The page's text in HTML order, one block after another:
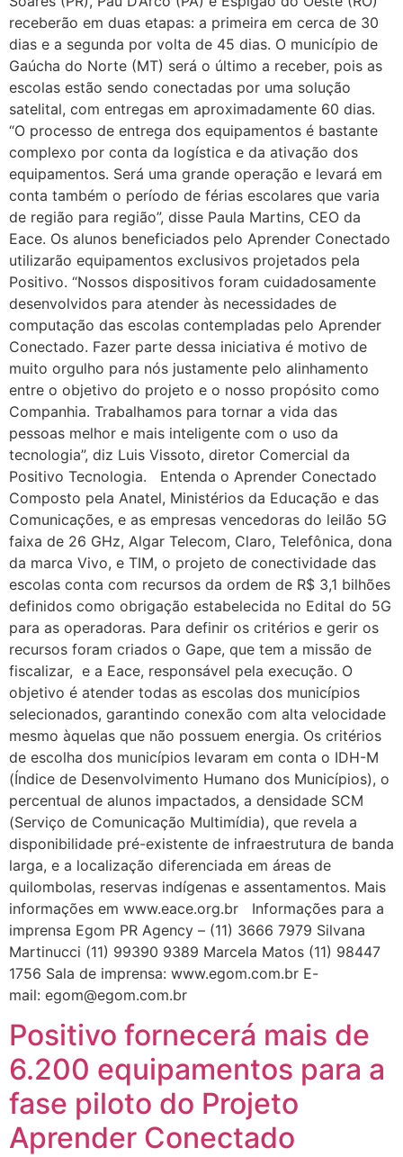
receberão em duas etapas: a primeira em cerca de 30
dias e a segunda por volta de 45 dias. O município de
Gaúcha do Norte (MT) será o último a receber, pois as
escolas estão sendo conectadas por uma solução
satelital, com entregas em aproximadamente 60 dias.
“O processo de entrega dos equipamentos é bastante
complexo por conta da logística e da ativação dos
equipamentos. Será uma grande operação e levará em
conta também o período de férias escolares que varia
de região para região”, disse Paula Martins, CEO da
Eace. Os alunos beneficiados pelo Aprender Conectado
utilizarão equipamentos exclusivos projetados pela
Positivo. “Nossos dispositivos foram cuidadosamente
desenvolvidos para atender às necessidades de
computação das escolas contempladas pelo Aprender
Conectado. Fazer parte dessa iniciativa é motivo de
muito orgulho para nós justamente pelo alinhamento
entre o objetivo do projeto e o nosso propósito como
Companhia. Trabalhamos para tornar a vida das
pessoas melhor e mais inteligente com o uso da
tecnologia”, diz Luis Vissoto, diretor Comercial da
Positivo Tecnologia. Entenda o Aprender Conectado
Composto pela Anatel, Ministérios da Educação e das
Comunicações, e as empresas vencedoras do leilão 5G
faixa de 26 GHz, Algar Telecom, Claro, Telefônica, dona
da marca Vivo, e TIM, o projeto de conectividade das
escolas conta com recursos da ordem de R$ 3,1 bilhões
definidos como obrigação estabelecida no Edital do 5G
para as operadoras. Para definir os critérios e gerir os
recursos foram criados o Gape, que tem a missão de
fiscalizar, e a Eace, responsável pela execução. O
objetivo é atender todas as escolas dos municípios
selecionados, garantindo conexão com alta velocidade
mesmo àquelas que não possuem energia. Os critérios
de escolha dos municípios levaram em conta o IDH-M
(Índice de Desenvolvimento Humano dos Municípios), o
percentual de alunos impactados, a densidade SCM
(Serviço de Comunicação Multimídia), que revela a
disponibilidade pré-existente de infraestrutura de banda
larga, e a localização diferenciada em áreas de
quilombolas, reservas indígenas e assentamentos. Mais
informações em www.eace.org.br Informações para a
imprensa Egom PR Agency – (11) 3666 7979 Silvana
Martinucci (11) 99390 9389 Marcela Matos (11) 98447
1756 Sala de imprensa: www.egom.com.br E-
mail: egom@egom.com.br
Positivo fornecerá mais de
6.200 equipamentos para a
fase piloto do Projeto
Aprender Conectado